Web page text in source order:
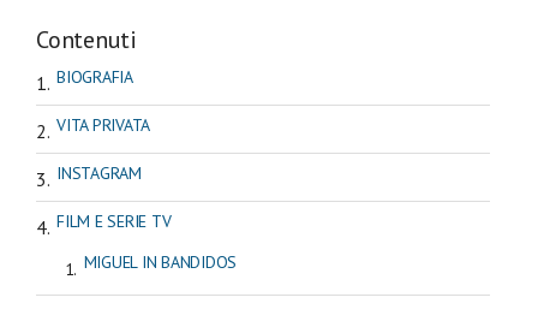
Contenuti
BIOGRAFIA
VITA PRIVATA
INSTAGRAM
FILM E SERIE TV
MIGUEL IN BANDIDOS